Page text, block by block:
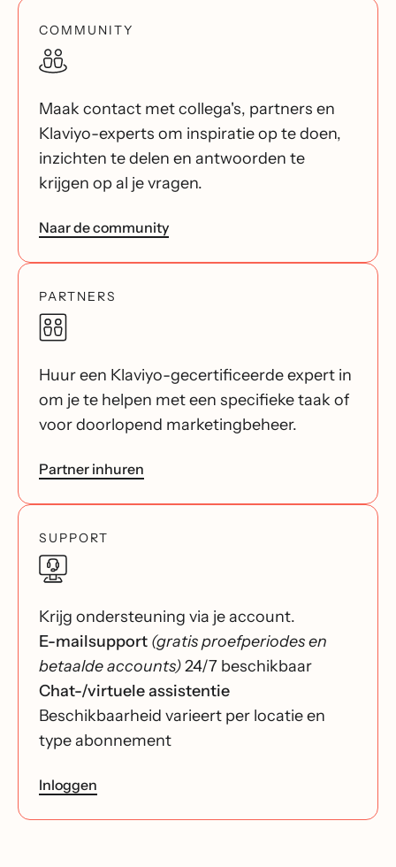
COMMUNITY
Maak contact met collega's, partners en
Klaviyo-experts om inspiratie op te doen,
inzichten te delen en antwoorden te
krijgen op al je vragen.
Naar de community
PARTNERS
Huur een Klaviyo-gecertificeerde expert in
om je te helpen met een specifieke taak of
voor doorlopend marketingbeheer.
Partner inhuren
SUPPORT
Krijg ondersteuning via je account.
E-mailsupport (gratis proefperiodes en
betaalde accounts)24/7 beschikbaar
Chat-/virtuele assistentie
Beschikbaarheid varieert per locatie en
type abonnement
Inloggen